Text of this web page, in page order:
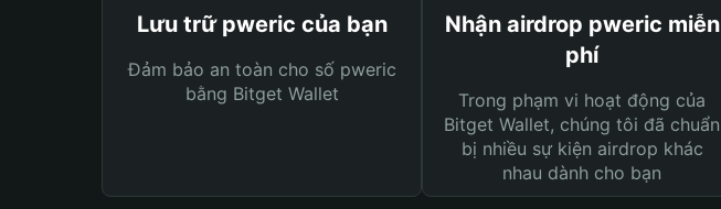
Lưu trữ pweric của bạn
Đảm bảo an toàn cho số pweric
bằng Bitget Wallet
Nhận airdrop pweric miễn
phí
Trong phạm vi hoạt động của
Bitget Wallet, chúng tôi đã chuẩn
bị nhiều sự kiện airdrop khác
nhau dành cho bạn